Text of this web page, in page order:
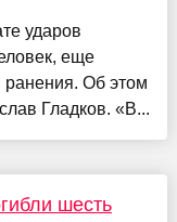
ударов
еще
ранения. Об этом
Гладков. «В...
шесть